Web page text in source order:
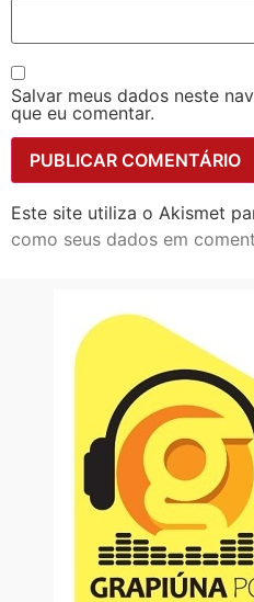
Salvar meus dados neste
que eu comentar.
Este site utiliza o Akismet
como seus dados em